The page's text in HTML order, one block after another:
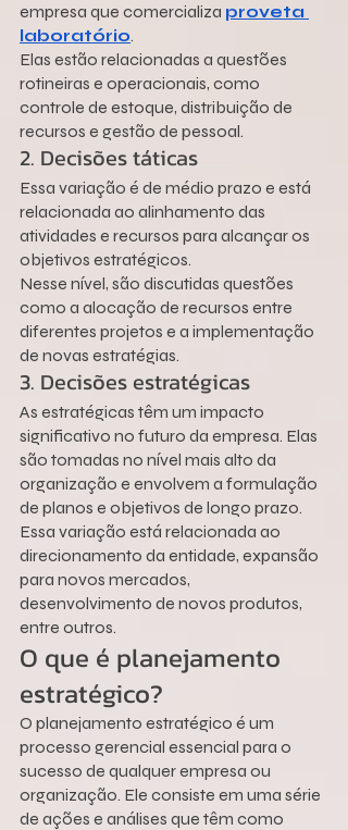
empresa que comercializa proveta
laboratório.
Elas estão relacionadas a questões
rotineiras e operacionais, como
controle de estoque, distribuição de
recursos e gestão de pessoal.
2. Decisões táticas
Essa variação é de médio prazo e está
relacionada ao alinhamento das
atividades e recursos para alcançar os
objetivos estratégicos.
Nesse nível, são discutidas questões
como a alocação de recursos entre
diferentes projetos e a implementação
de novas estratégias.
3. Decisões estratégicas
As estratégicas têm um impacto
significativo no futuro da empresa. Elas
são tomadas no nível mais alto da
organização e envolvem a formulação
de planos e objetivos de longo prazo.
Essa variação está relacionada ao
direcionamento da entidade, expansão
para novos mercados,
desenvolvimento de novos produtos,
entre outros.
O que é planejamento
estratégico?
O planejamento estratégico é um
processo gerencial essencial para o
sucesso de qualquer empresa ou
organização. Ele consiste em uma série
de ações e análises que têm como